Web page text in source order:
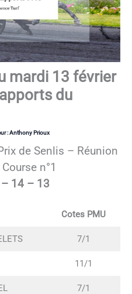
mardi 13 février
du
:Anthony Prioux
de Senlis – Réunion
n°1
14 – 13
Cotes PMU
7/1
11/1
7/1